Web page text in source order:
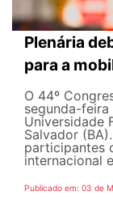
Plenária
para a
O 44º
segunda-feira
Universidade
Salvador
participantes
internacional
Publicado em: 03 de